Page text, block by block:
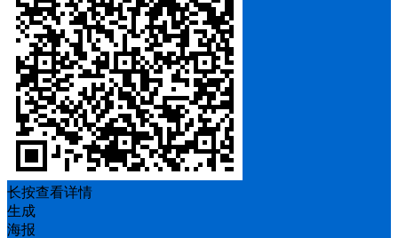
长按查看详情
生成
海报